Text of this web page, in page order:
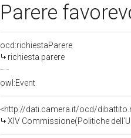
Parere
ocd:richiestaParere
richiesta parere
owl:Event
<http://dati.camera.it/ocd/
XIV Commissione(Politiche